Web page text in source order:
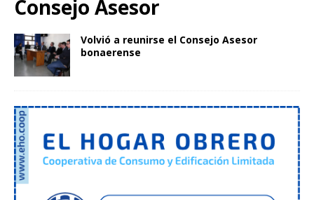
Consejo Asesor
Volvió a reunirse el Consejo Asesor
bonaerense